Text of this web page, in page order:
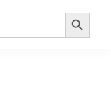
Search Button